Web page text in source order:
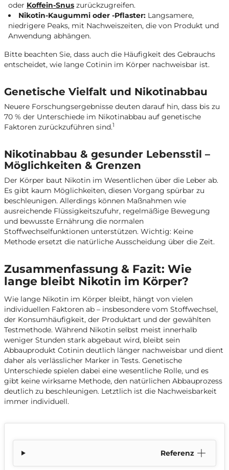
oder Koffein-Snus zurückzugreifen.
Nikotin-Kaugummi oder -Pflaster: Langsamere,
niedrigere Peaks, mit Nachweiszeiten, die von Produkt und
Anwendung abhängen.
Bitte beachten Sie, dass auch die Häufigkeit des Gebrauchs
entscheidet, wie lange Cotinin im Körper nachweisbar ist.
Genetische Vielfalt und Nikotinabbau
Neuere Forschungsergebnisse deuten darauf hin, dass bis zu
70 % der Unterschiede im Nikotinabbau auf genetische
Faktoren zurückzuführen sind.1
Nikotinabbau & gesunder Lebensstil –
Möglichkeiten & Grenzen
Der Körper baut Nikotin im Wesentlichen über die Leber ab.
Es gibt kaum Möglichkeiten, diesen Vorgang spürbar zu
beschleunigen. Allerdings können Maßnahmen wie
ausreichende Flüssigkeitszufuhr, regelmäßige Bewegung
und bewusste Ernährung die normalen
Stoffwechselfunktionen unterstützen. Wichtig: Keine
Methode ersetzt die natürliche Ausscheidung über die Zeit.
Zusammenfassung & Fazit: Wie
lange bleibt Nikotin im Körper?
Wie lange Nikotin im Körper bleibt, hängt von vielen
individuellen Faktoren ab – insbesondere vom Stoffwechsel,
der Konsumhäufigkeit, der Produktart und der gewählten
Testmethode. Während Nikotin selbst meist innerhalb
weniger Stunden stark abgebaut wird, bleibt sein
Abbauprodukt Cotinin deutlich länger nachweisbar und dient
daher als verlässlicher Marker in Tests. Genetische
Unterschiede spielen dabei eine wesentliche Rolle, und es
gibt keine wirksame Methode, den natürlichen Abbauprozess
deutlich zu beschleunigen. Letztlich ist die Nachweisbarkeit
immer individuell.
Referenz